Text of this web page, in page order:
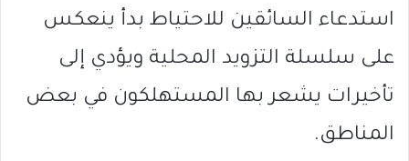
استدعاء السائقين للاحتياط بدأ ينعكس
على سلسلة التزويد المحلية ويؤدي إلى
تأخيرات يشعر بها المستهلكون في بعض
المناطق.